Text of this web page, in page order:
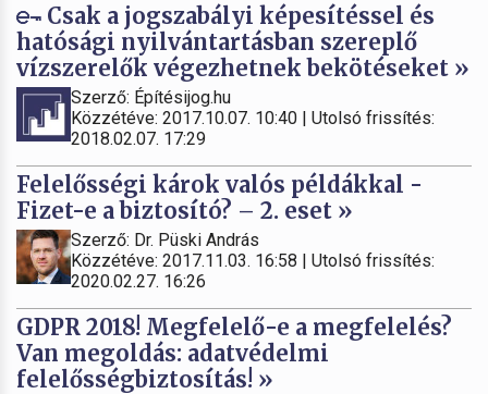
Csak a jogszabályi képesítéssel és
hatósági nyilvántartásban szereplő
vízszerelők végezhetnek bekötéseket »
Szerző: Építésijog.hu
Közzétéve: 2017.10.07. 10:40 | Utolsó frissítés:
2018.02.07. 17:29
Felelősségi károk valós példákkal -
Fizet-e a biztosító? – 2. eset »
Szerző: Dr. Püski András
Közzétéve: 2017.11.03. 16:58 | Utolsó frissítés:
2020.02.27. 16:26
GDPR 2018! Megfelelő-e a megfelelés?
Van megoldás: adatvédelmi
felelősségbiztosítás! »